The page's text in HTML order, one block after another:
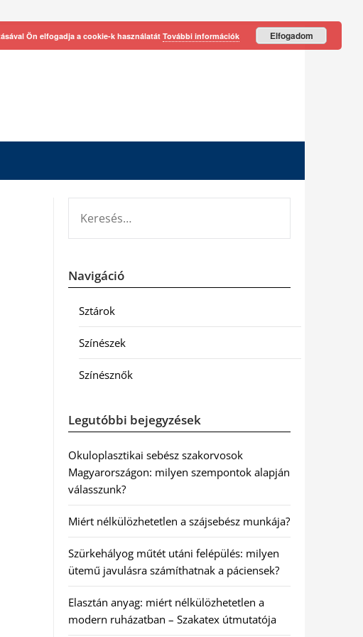
Navigáció
Sztárok
Színészek
Színésznők
Legutóbbi bejegyzések
Okuloplasztikai sebész szakorvosok
Magyarországon: milyen szempontok alapján
válasszunk?
Miért nélkülözhetetlen a szájsebész munkája?
Szürkehályog műtét utáni felépülés: milyen
ütemű javulásra számíthatnak a páciensek?
Elasztán anyag: miért nélkülözhetetlen a
modern ruházatban – Szakatex útmutatója
Ön elfogadja a cookie-k használatátTovábbi információk Elfogadom